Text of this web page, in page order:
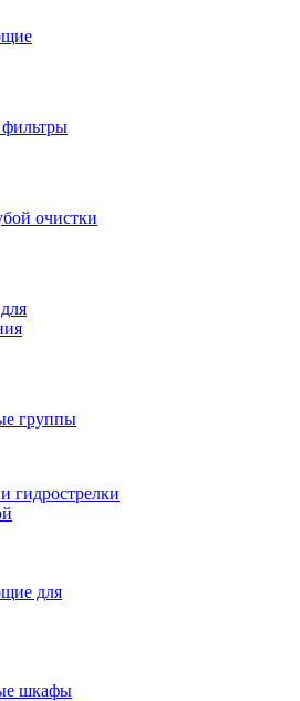
очистки
группы
гидрострелки
для
шкафы